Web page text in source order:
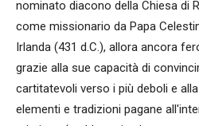
nominato diacono della Chiesa di
come missionario da Papa
Irlanda (431 d.C.), allora ancora
grazie alla sue capacità di
cartitatevoli verso i più deboli e
elementi e tradizioni pagane